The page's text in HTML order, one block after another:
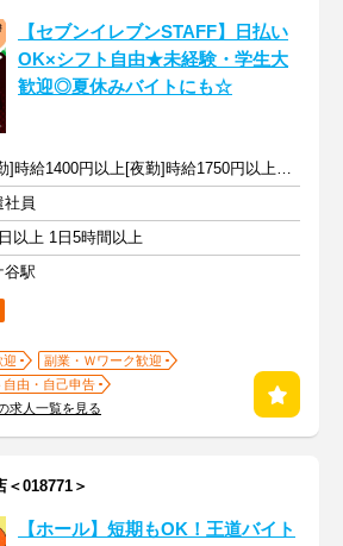
【セブンイレブンSTAFF】日払い
OK×シフト自由★未経験・学生大
歓迎◎夏休みバイトにも☆
[日勤]時給1400円以上[夜勤]時給1750円以上＋交通費
社員
以上 1日5時間以上
谷駅
迎
副業・Ｗワーク歓迎
自由・自己申告
求人一覧を見る
018771＞
【ホール】短期もOK！王道バイト